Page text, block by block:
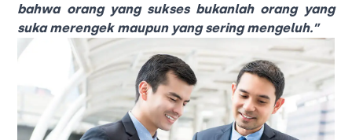
bahwa orang yang sukses bukanlah orang yang
suka merengek maupun yang sering mengeluh.”